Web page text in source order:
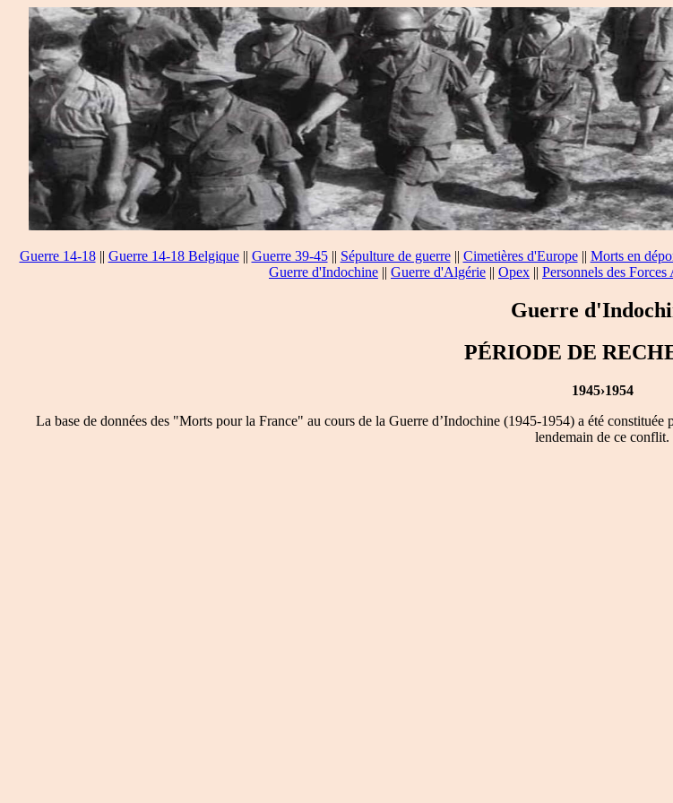
Guerre 14-18|| Guerre 14-18 Belgique|| Guerre 39-45|| Sépulture de guerre|| Cimetières d'Europe|| Morts en
Guerre d'Indochine || Guerre d'Algérie || Opex || Personnels des
Guerre
PÉRIODE DE
1945›1954
La base de données des "Morts pour la France" au cours de la Guerre d’Indochine (1945-1954) a été
lendemain de ce conflit.